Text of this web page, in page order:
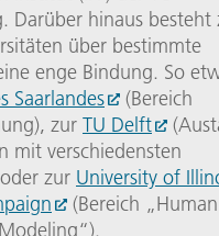
Darüber hinaus besteht
über bestimmte
enge Bindung. So
Saarlandes
(Bereich
zur TU Delft
mit verschiedensten
zur University of
(Bereich „Human